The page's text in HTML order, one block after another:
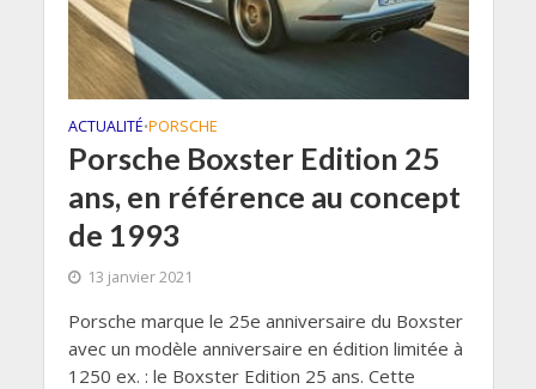
ACTUALITÉ•PORSCHE
Porsche Boxster Edition 25
ans, en référence au concept
de 1993
13 janvier 2021
Porsche marque le 25e anniversaire du Boxster
avec un modèle anniversaire en édition limitée à
1250 ex. : le Boxster Edition 25 ans. Cette